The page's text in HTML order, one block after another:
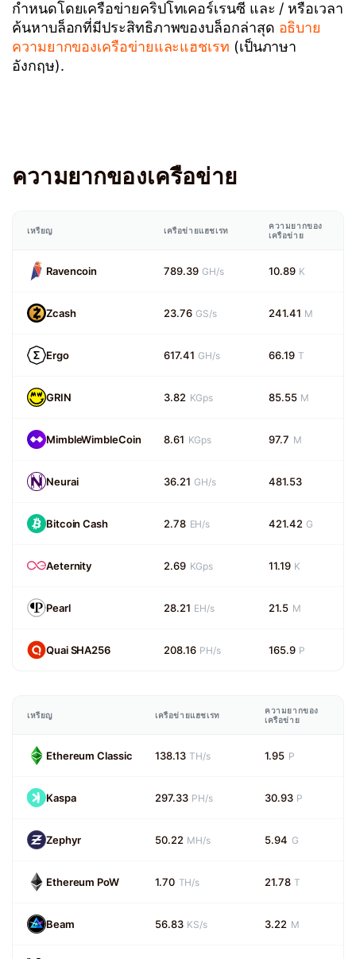
กำหนดโดยเครือข่ายคริปโทเคอร์เรนซี และ / หรือเวลา
ค้นหาบล็อกที่มีประสิทธิภาพของบล็อกล่าสุด อธิบาย
ความยากของเครือข่ายและแฮชเรท (เป็นภาษา
อังกฤษ).
ความยากของเครือข่าย
เหรียญ เครือข่ายแฮชเรท
ความยากของ
เครือข่าย
Ravencoin 789.39 GH/s 10.89 K
Zcash 23.76 GS/s 241.41 M
Ergo 617.41 GH/s 66.19 T
GRIN 3.82 KGps 85.55 M
MimbleWimbleCoin 8.61 KGps 97.7 M
Neurai 36.21 GH/s 481.53
Bitcoin Cash 2.78 EH/s 421.42 G
Aeternity 2.69 KGps 11.19 K
Pearl 28.21 EH/s 21.5 M
Quai SHA256 208.16 PH/s 165.9 P
เหรียญ เครือข่ายแฮชเรท
ความยากของ
เครือข่าย
Ethereum Classic 138.13 TH/s 1.95 P
Kaspa 297.33 PH/s 30.93 P
Zephyr 50.22 MH/s 5.94 G
Ethereum PoW 1.70 TH/s 21.78 T
Beam 56.83 KS/s 3.22 M